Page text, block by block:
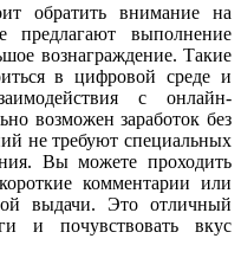
обратить внимание на
предлагают выполнение
вознаграждение. Такие
в цифровой среде и
с онлайн-
возможен заработок без
не требуют специальных
Вы можете проходить
комментарии или
выдачи. Это отличный
и почувствовать вкус